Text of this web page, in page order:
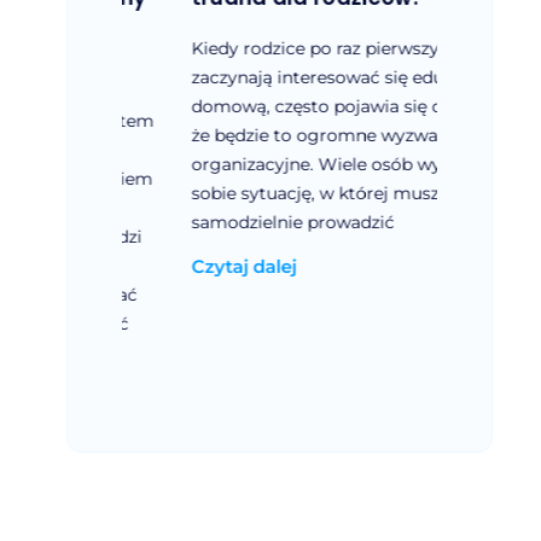
system
Kiedy rodzice po raz pierwszy
zaczynają interesować się edukacją
domową, często pojawia się obawa,
że będzie to ogromne wyzwanie
organizacyjne. Wiele osób wyobraża
sobie sytuację, w której muszą
samodzielnie prowadzić
Czytaj dalej